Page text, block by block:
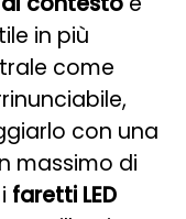
in più
come
con una
massimo di
faretti LED